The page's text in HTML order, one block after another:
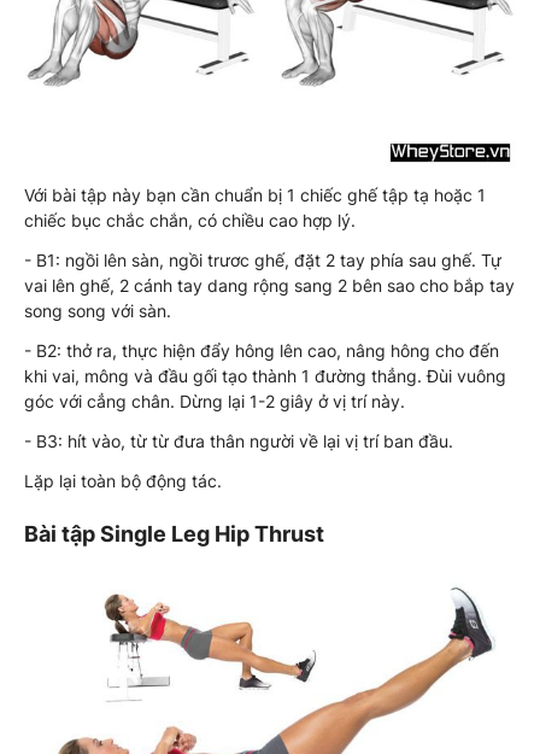
Với bài tập này bạn cần chuẩn bị 1 chiếc ghế tập tạ hoặc 1
chiếc bục chắc chắn, có chiều cao hợp lý.
- B1: ngồi lên sàn, ngồi trươc ghế, đặt 2 tay phía sau ghế. Tự
vai lên ghế, 2 cánh tay dang rộng sang 2 bên sao cho bắp tay
song song với sàn.
- B2: thở ra, thực hiện đẩy hông lên cao, nâng hông cho đến
khi vai, mông và đầu gối tạo thành 1 đường thẳng. Đùi vuông
góc với cẳng chân. Dừng lại 1-2 giây ở vị trí này.
- B3: hít vào, từ từ đưa thân người về lại vị trí ban đầu.
Lặp lại toàn bộ động tác.
Bài tập Single Leg Hip Thrust